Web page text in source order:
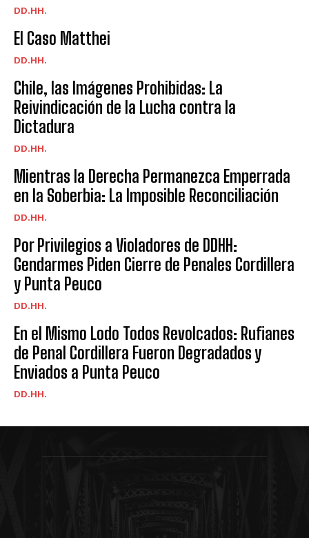
DD.HH.
El Caso Matthei
DD.HH.
Chile, las Imágenes Prohibidas: La
Reivindicación de la Lucha contra la
Dictadura
DD.HH.
Mientras la Derecha Permanezca Emperrada
en la Soberbia: La Imposible Reconciliación
DD.HH.
Por Privilegios a Violadores de DDHH:
Gendarmes Piden Cierre de Penales Cordillera
y Punta Peuco
DD.HH.
En el Mismo Lodo Todos Revolcados: Rufianes
de Penal Cordillera Fueron Degradados y
Enviados a Punta Peuco
DD.HH.